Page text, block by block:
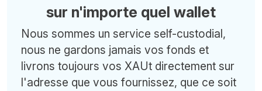
sur n'importe quel wallet
Nous sommes un service self-custodial,
nous ne gardons jamais vos fonds et
livrons toujours vos XAUt directement sur
l'adresse que vous fournissez, que ce soit